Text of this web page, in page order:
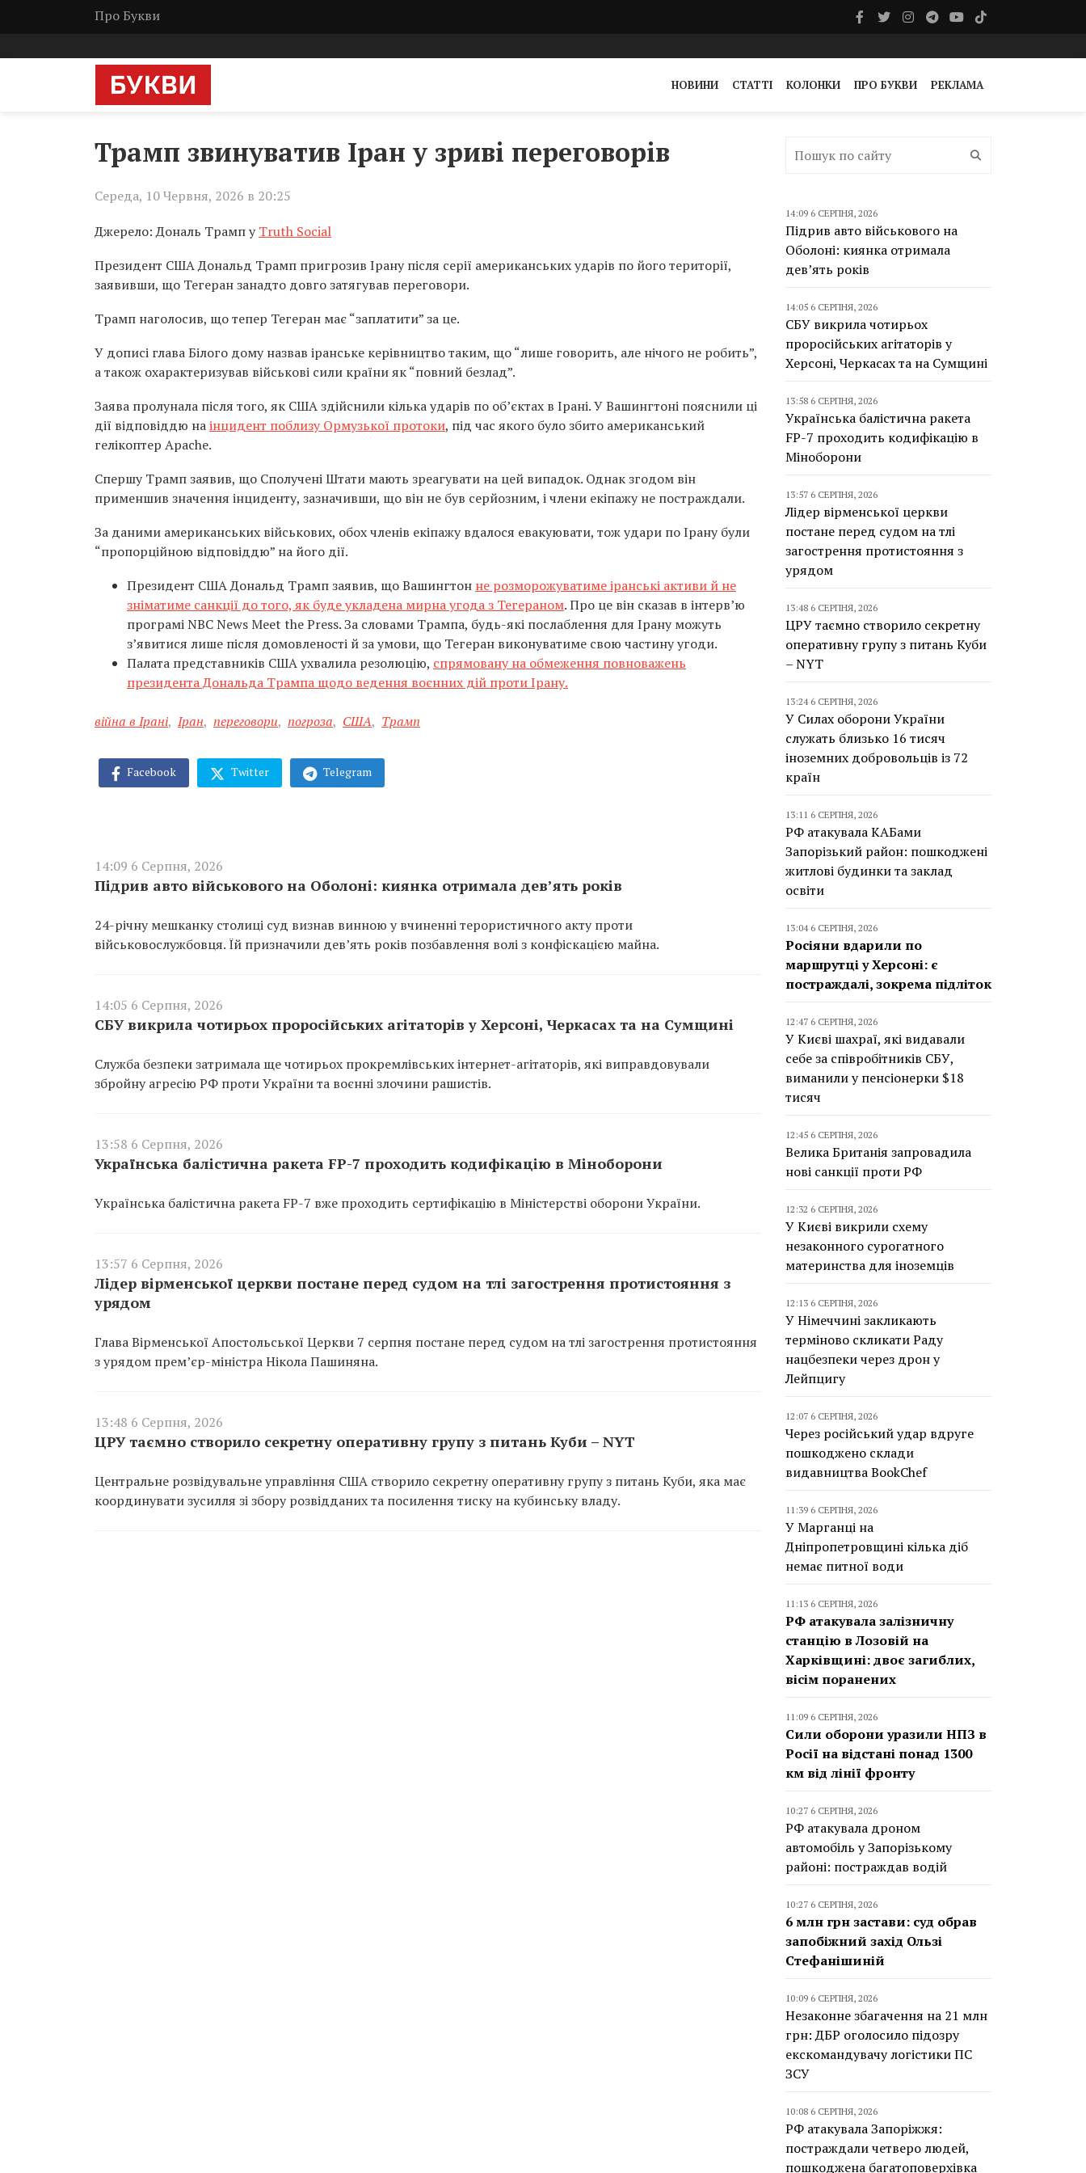
Про Букви
НОВИНИ СТАТТІ КОЛОНКИ ПРО БУКВИ РЕКЛАМА
Трамп звинуватив Іран у зриві переговорів
Середа, 10 Червня, 2026 в 20:25
Джерело: Дональ Трамп уTruth Social
Президент США Дональд Трамп пригрозив Ірану після серії американських ударів по його території,
заявивши, що Тегеран занадто довго затягував переговори.
Трамп наголосив, що тепер Тегеран має “заплатити” за це.
У дописі глава Білого дому назвав іранське керівництво таким, що “лише говорить, але нічого не робить”,
а також охарактеризував військові сили країни як “повний безлад”.
Заява пролунала після того, як США здійснили кілька ударів по об’єктах в Ірані. У Вашингтоні пояснили ці
дії відповіддю наінцидент поблизу Ормузької протоки, під час якого було збито американський
гелікоптер Apache.
Спершу Трамп заявив, що Сполучені Штати мають зреагувати на цей випадок. Однак згодом він
применшив значення інциденту, зазначивши, що він не був серйозним, і члени екіпажу не постраждали.
За даними американських військових, обох членів екіпажу вдалося евакуювати, тож удари по Ірану були
“пропорційною відповіддю” на його дії.
Президент США Дональд Трамп заявив, що Вашингтон не розморожуватиме іранські активи й не
зніматиме санкції до того, як буде укладена мирна угода з Тегераном. Про це він сказав в інтерв’ю
програмі NBC News Meet the Press. За словами Трампа, будь-які послаблення для Ірану можуть
з’явитися лише після домовленості й за умови, що Тегеран виконуватиме свою частину угоди.
Палата представників США ухвалила резолюцію, спрямовану на обмеження повноважень
президента Дональда Трампа щодо ведення воєнних дій проти Ірану.
війна в Ірані, Іран, переговори, погроза, США, Трамп
Facebook Twitter Telegram
14:09 6 Серпня, 2026
Підрив авто військового на Оболоні: киянка отримала дев’ять років
24-річну мешканку столиці суд визнав винною у вчиненні терористичного акту проти
військовослужбовця. Їй призначили дев’ять років позбавлення волі з конфіскацією майна.
14:05 6 Серпня, 2026
СБУ викрила чотирьох проросійських агітаторів у Херсоні, Черкасах та на Сумщині
Служба безпеки затримала ще чотирьох прокремлівських інтернет-агітаторів, які виправдовували
збройну агресію РФ проти України та воєнні злочини рашистів.
13:58 6 Серпня, 2026
Українська балістична ракета FP-7 проходить кодифікацію в Міноборони
Українська балістична ракета FP-7 вже проходить сертифікацію в Міністерстві оборони України.
13:57 6 Серпня, 2026
Лідер вірменської церкви постане перед судом на тлі загострення протистояння з
урядом
Глава Вірменської Апостольської Церкви 7 серпня постане перед судом на тлі загострення протистояння
з урядом прем’єр-міністра Нікола Пашиняна.
13:48 6 Серпня, 2026
ЦРУ таємно створило секретну оперативну групу з питань Куби – NYT
Центральне розвідувальне управління США створило секретну оперативну групу з питань Куби, яка має
координувати зусилля зі збору розвідданих та посилення тиску на кубинську владу.
14:09 6 СЕРПНЯ, 2026
Підрив авто військового на
Оболоні: киянка отримала
дев’ять років
14:05 6 СЕРПНЯ, 2026
СБУ викрила чотирьох
проросійських агітаторів у
Херсоні, Черкасах та на Сумщині
13:58 6 СЕРПНЯ, 2026
Українська балістична ракета
FP-7 проходить кодифікацію в
Міноборони
13:57 6 СЕРПНЯ, 2026
Лідер вірменської церкви
постане перед судом на тлі
загострення протистояння з
урядом
13:48 6 СЕРПНЯ, 2026
ЦРУ таємно створило секретну
оперативну групу з питань Куби
– NYT
13:24 6 СЕРПНЯ, 2026
У Силах оборони України
служать близько 16 тисяч
іноземних добровольців із 72
країн
13:11 6 СЕРПНЯ, 2026
РФ атакувала КАБами
Запорізький район: пошкоджені
житлові будинки та заклад
освіти
13:04 6 СЕРПНЯ, 2026
Росіяни вдарили по
маршрутці у Херсоні: є
постраждалі, зокрема підліток
12:47 6 СЕРПНЯ, 2026
У Києві шахраї, які видавали
себе за співробітників СБУ,
виманили у пенсіонерки $18
тисяч
12:45 6 СЕРПНЯ, 2026
Велика Британія запровадила
нові санкції проти РФ
12:32 6 СЕРПНЯ, 2026
У Києві викрили схему
незаконного сурогатного
материнства для іноземців
12:13 6 СЕРПНЯ, 2026
У Німеччині закликають
терміново скликати Раду
нацбезпеки через дрон у
Лейпцигу
12:07 6 СЕРПНЯ, 2026
Через російський удар вдруге
пошкоджено склади
видавництва BookChef
11:39 6 СЕРПНЯ, 2026
У Марганці на
Дніпропетровщині кілька діб
немає питної води
11:13 6 СЕРПНЯ, 2026
РФ атакувала залізничну
станцію в Лозовій на
Харківщині: двоє загиблих,
вісім поранених
11:09 6 СЕРПНЯ, 2026
Сили оборони уразили НПЗ в
Росії на відстані понад 1300
км від лінії фронту
10:27 6 СЕРПНЯ, 2026
РФ атакувала дроном
автомобіль у Запорізькому
районі: постраждав водій
10:27 6 СЕРПНЯ, 2026
6 млн грн застави: суд обрав
запобіжний захід Ользі
Стефанішиній
10:09 6 СЕРПНЯ, 2026
Незаконне збагачення на 21 млн
грн: ДБР оголосило підозру
екскомандувачу логістики ПС
ЗСУ
10:08 6 СЕРПНЯ, 2026
РФ атакувала Запоріжжя:
постраждали четверо людей,
пошкоджена багатоповерхівка